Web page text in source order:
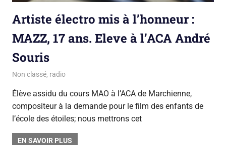
Artiste électro mis à l’honneur :
MAZZ, 17 ans. Eleve à l’ACA André
Souris
2 mai 2018
La team du Gsara
Non classé, radio
Élève assidu du cours MAO à l’ACA de Marchienne,
compositeur à la demande pour le film des enfants de
l’école des étoiles; nous mettrons cet
EN SAVOIR PLUS